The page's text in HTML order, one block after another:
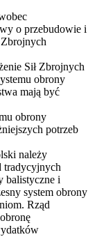
o przebudowie i
Zbrojnych
Sił Zbrojnych
obrony
mają być
obrony
potrzeb
należy
tradycyjnych
balistyczne i
system obrony
Rząd